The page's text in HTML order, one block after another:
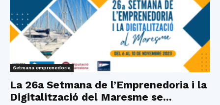
Setmana emprenedoria
La 26a Setmana de l’Emprenedoria i la
Digitalització del Maresme se...